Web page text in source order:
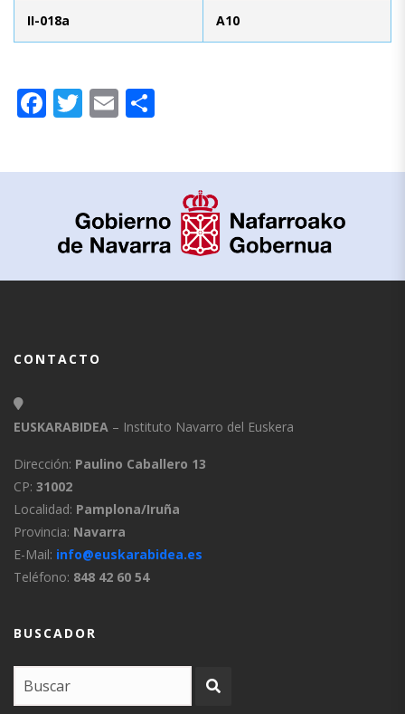
II-018a A10
Facebook
Twitter
Email
CONTACTO
EUSKARABIDEA – Instituto Navarro del Euskera
Dirección: Paulino Caballero 13
CP: 31002
Localidad: Pamplona/Iruña
Provincia: Navarra
E-Mail: info@euskarabidea.es
Teléfono: 848 42 60 54
BUSCADOR